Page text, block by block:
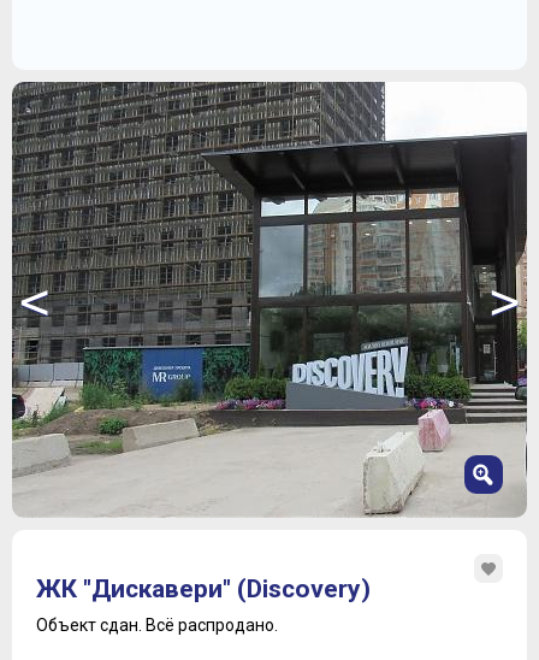
< >
3
4
ЖК "Дискавери" (Discovery)
Объект сдан. Всё распродано.